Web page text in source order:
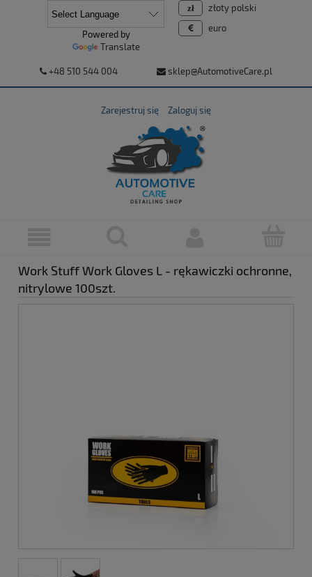
+48 510 544 004 sklep@AutomotiveCare.pl
Zarejestruj się Zaloguj się
złoty polski
euro
Powered by
Translate
Work Stuff Work Gloves L - rękawiczki ochronne,
nitrylowe 100szt.